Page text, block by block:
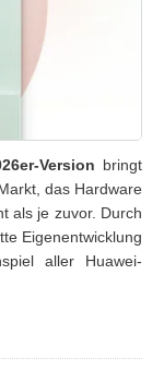
Version bringt
das Hardware
als je zuvor. Durch
Eigenentwicklung
aller Huawei-